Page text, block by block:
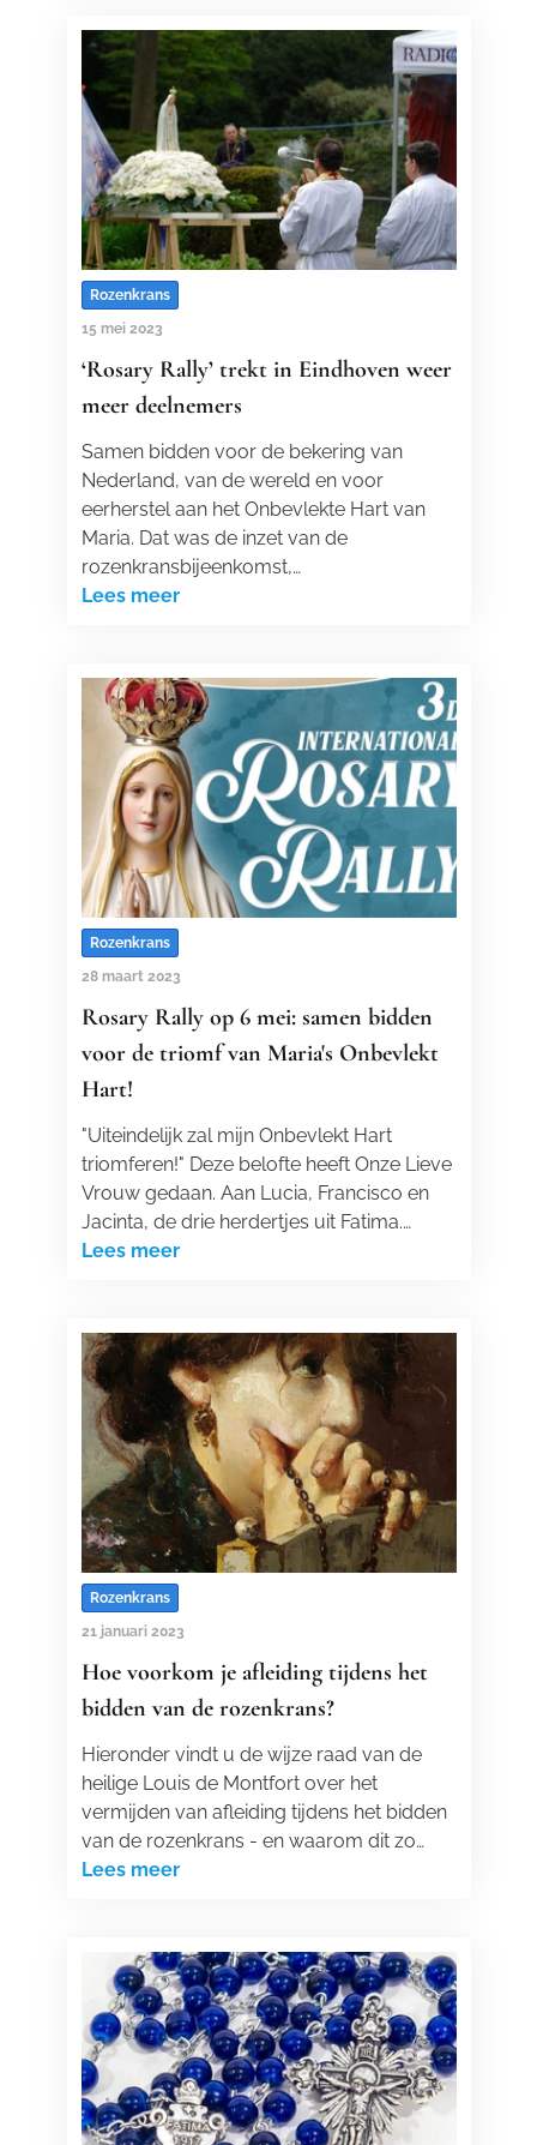
Rozenkrans
15 mei 2023
‘Rosary Rally’ trekt in Eindhoven weer
meer deelnemers
Samen bidden voor de bekering van
Nederland, van de wereld en voor
eerherstel aan het Onbevlekte Hart van
Maria. Dat was de inzet van de
rozenkransbijeenkomst,…
Lees meer
Rozenkrans
28 maart 2023
Rosary Rally op 6 mei: samen bidden
voor de triomf van Maria's Onbevlekt
Hart!
"Uiteindelijk zal mijn Onbevlekt Hart
triomferen!" Deze belofte heeft Onze Lieve
Vrouw gedaan. Aan Lucia, Francisco en
Jacinta, de drie herdertjes uit Fatima.…
Lees meer
Rozenkrans
21 januari 2023
Hoe voorkom je afleiding tijdens het
bidden van de rozenkrans?
Hieronder vindt u de wijze raad van de
heilige Louis de Montfort over het
vermijden van afleiding tijdens het bidden
van de rozenkrans - en waarom dit zo…
Lees meer